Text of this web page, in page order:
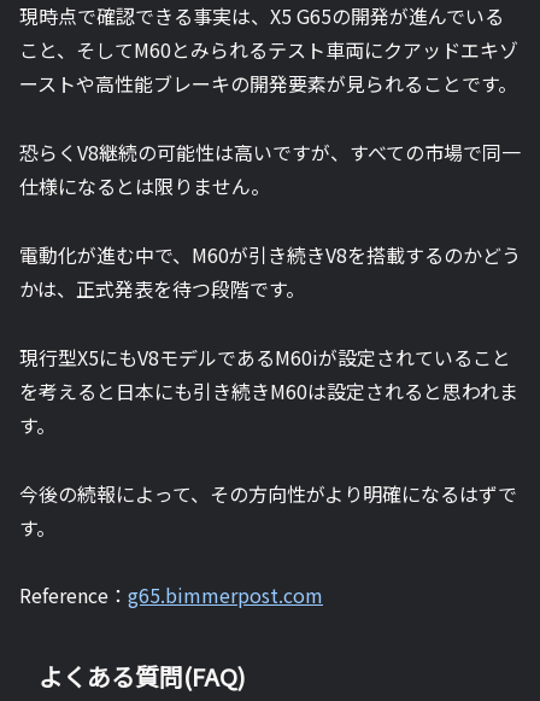
現時点で確認できる事実は、X5 G65の開発が進んでいる
こと、そしてM60とみられるテスト車両にクアッドエキゾ
ーストや高性能ブレーキの開発要素が見られることです。
恐らくV8継続の可能性は高いですが、すべての市場で同一
仕様になるとは限りません。
電動化が進む中で、M60が引き続きV8を搭載するのかどう
かは、正式発表を待つ段階です。
現行型X5にもV8モデルであるM60iが設定されていること
を考えると日本にも引き続きM60は設定されると思われま
す。
今後の続報によって、その方向性がより明確になるはずで
す。
Reference： g65.bimmerpost.com
よくある質問(FAQ)